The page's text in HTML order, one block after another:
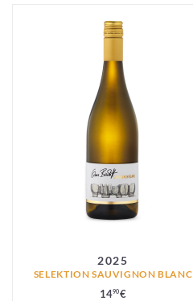
2025
SELEKTION SAUVIGNON BLANC
1490€